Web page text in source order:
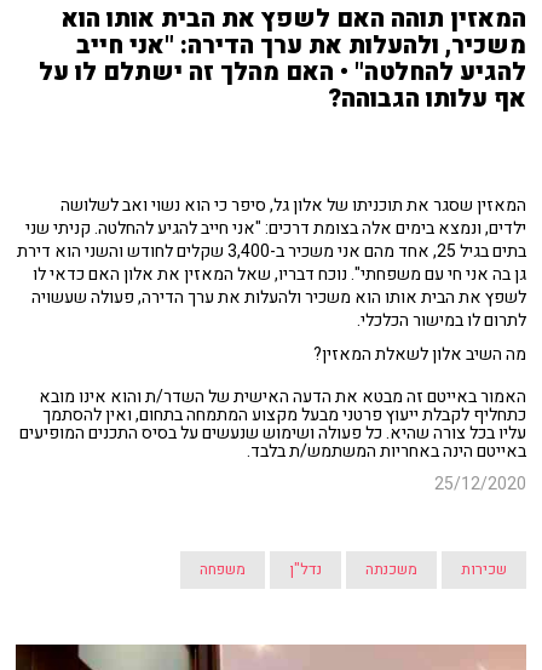
המאזין תוהה האם לשפץ את הבית אותו הוא
משכיר, ולהעלות את ערך הדירה: "אני חייב
להגיע להחלטה" • האם מהלך זה ישתלם לו על
אף עלותו הגבוהה?
המאזין שסגר את תוכניתו של אלון גל, סיפר כי הוא נשוי ואב לשלושה
ילדים, ונמצא בימים אלה בצומת דרכים: "אני חייב להגיע להחלטה. קניתי שני
בתים בגיל 25, אחד מהם אני משכיר ב-3,400 שקלים לחודש והשני הוא דירת
גן בה אני חי עם משפחתי". נוכח דבריו, שאל המאזין את אלון האם כדאי לו
לשפץ את הבית אותו הוא משכיר ולהעלות את ערך הדירה, פעולה שעשויה
לתרום לו במישור הכלכלי.
מה השיב אלון לשאלת המאזין?
האמור באייטם זה מבטא את הדעה האישית של השדר/ת והוא אינו מובא
כתחליף לקבלת ייעוץ פרטני מבעל מקצוע המתמחה בתחום, ואין להסתמך
עליו בכל צורה שהיא. כל פעולה ושימוש שנעשים על בסיס התכנים המופיעים
באייטם הינה באחריות המשתמש/ת בלבד.
25/12/2020
שכירות משכנתה נדל"ן משפחה